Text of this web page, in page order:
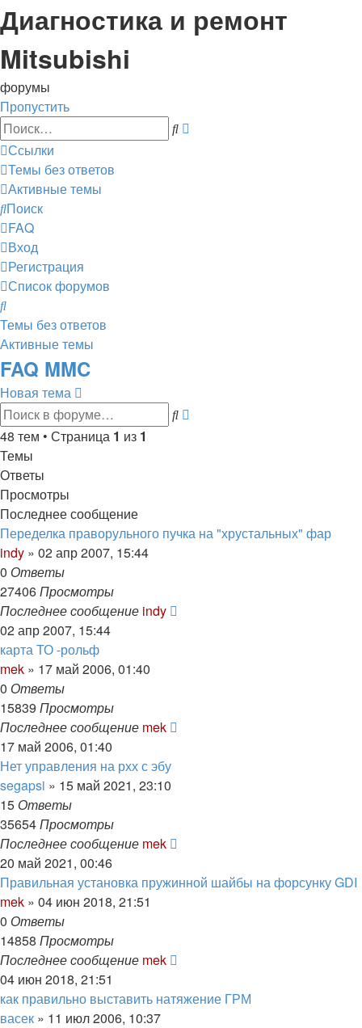
Диагностика и ремонт
Mitsubishi
форумы
Пропустить
Поиск
Ссылки
Темы без ответов
Активные темы
Поиск
FAQ
Вход
Регистрация
Список форумов
Поиск
Темы без ответов
Активные темы
FAQ MMC
Новая тема
Поиск
48 тем • Страница 1 из 1
Темы
Ответы
Просмотры
Последнее сообщение
Переделка праворульного пучка на "хрустальных" фар
indy » 02 апр 2007, 15:44
0 Ответы
27406Просмотры
Последнее сообщение indy
02 апр 2007, 15:44
карта ТО -рольф
mek » 17 май 2006, 01:40
0 Ответы
15839 Просмотры
Последнее сообщение mek
17 май 2006, 01:40
Нет управления на рхх с эбу
segapsi » 15 май 2021, 23:10
15 Ответы
35654Просмотры
Последнее сообщение mek
20 май 2021, 00:46
Правильная установка пружинной шайбы на форсунку GDI
mek » 04 июн 2018, 21:51
0 Ответы
14858 Просмотры
Последнее сообщение mek
04 июн 2018, 21:51
как правильно выставить натяжение ГРМ
васек » 11 июл 2006, 10:37